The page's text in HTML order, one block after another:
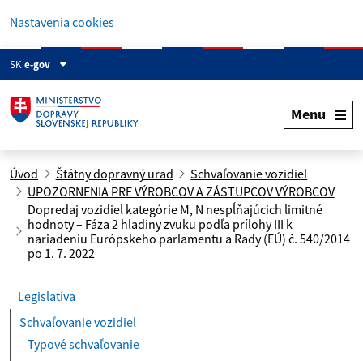
Nastavenia cookies
SKe-gov
Menu
Úvod Štátny dopravný urad
Schvaľovanie vozidiel
UPOZORNENIA PRE VÝROBCOV A ZÁSTUPCOV VÝROBCOV
Dopredaj vozidiel kategórie M, N nespĺňajúcich limitné
hodnoty – Fáza 2 hladiny zvuku podľa prílohy III k
nariadeniu Európskeho parlamentu a Rady (EÚ) č. 540/2014
po 1. 7. 2022
Legislatíva
Schvaľovanie vozidiel
Typové schvaľovanie